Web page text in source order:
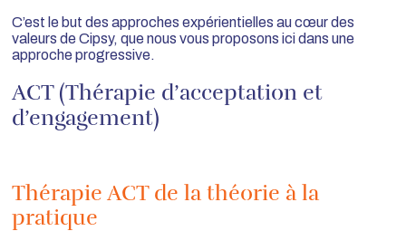
C’est le but des approches expérientielles au cœur des
valeurs de Cipsy, que nous vous proposons ici dans une
approche progressive.
ACT (Thérapie d’acceptation et
d’engagement)
Thérapie ACT de la théorie à la
pratique